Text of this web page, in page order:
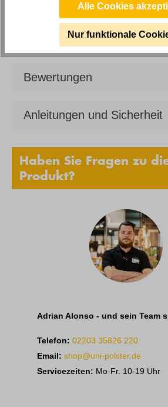
WK Wohnen
Bewertungen
Anleitungen und Sicherheit
Haben Sie Fragen zu
Produkt?
Adrian Alonso - und sein Team
Telefon: 02203 35826 220
Email: shop@uni-polster.de
Servicezeiten: Mo-Fr. 10-19 Uhr
Alle Cookies
Nur funktionale